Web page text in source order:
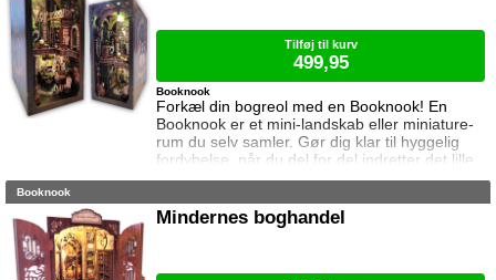
Forkæl din bogreol med en Booknook! En
Booknook er et mini-landskab eller miniature-
rum du selv samler. Gør dig klar til hyggelig
fordybelse, når du del for del indretter det lille
rum med de fineste detaljer. Med lukkede
og med det indbyggede lys, pynter den også i
mørke. I denne booknook besøger vi
Booknook
Tilføj til kurv
499,95
Booknook
Mindernes boghandel